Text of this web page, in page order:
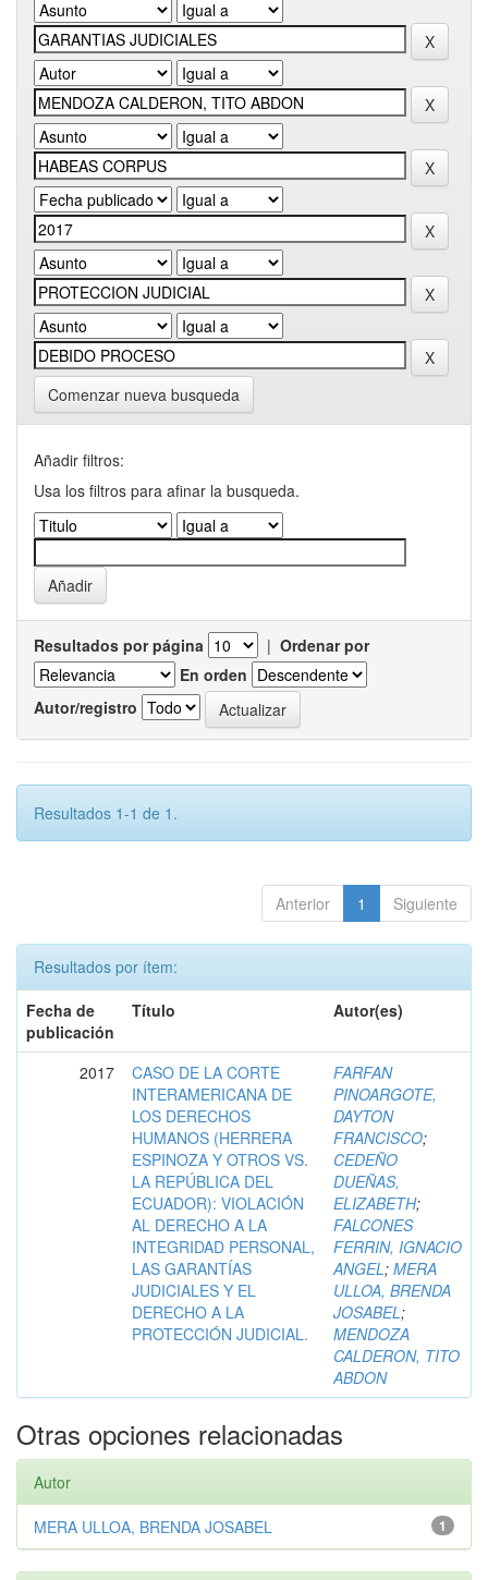
Comenzar nueva busqueda
Añadir filtros:
Usa los filtros para afinar la busqueda.
Resultados por página | Ordenar por
En orden
Autor/registro
Resultados 1-1 de 1.
Anterior 1 Siguiente
Resultados por ítem:
Fecha de
publicación
Título Autor(es)
2017
CASO DE LA CORTE
INTERAMERICANA DE
LOS DERECHOS
HUMANOS (HERRERA
ESPINOZA Y OTROS VS.
LA REPÚBLICA DEL
ECUADOR): VIOLACIÓN
AL DERECHO A LA
INTEGRIDAD PERSONAL,
LAS GARANTÍAS
JUDICIALES Y EL
DERECHO A LA
PROTECCIÓN JUDICIAL.
FARFAN
PINOARGOTE,
DAYTON
FRANCISCO;
CEDEÑO
DUEÑAS,
ELIZABETH;
FALCONES
FERRIN, IGNACIO
ANGEL; MERA
ULLOA, BRENDA
JOSABEL;
MENDOZA
CALDERON, TITO
ABDON
Otras opciones relacionadas
Autor
1
MERA ULLOA, BRENDA JOSABEL